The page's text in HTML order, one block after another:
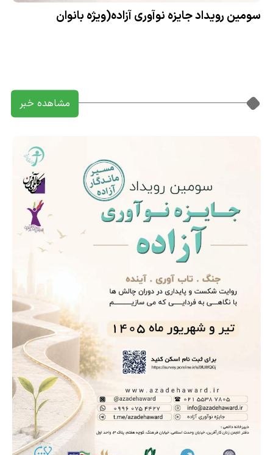
سومین رویداد جایزه نوآوری آزاده(ویژه بانوان
مشاهده خبر